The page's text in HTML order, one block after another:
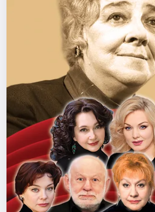
Города
Площадки
Артисты
Рейтинги